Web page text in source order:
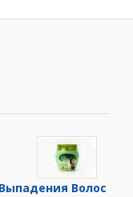
Волос